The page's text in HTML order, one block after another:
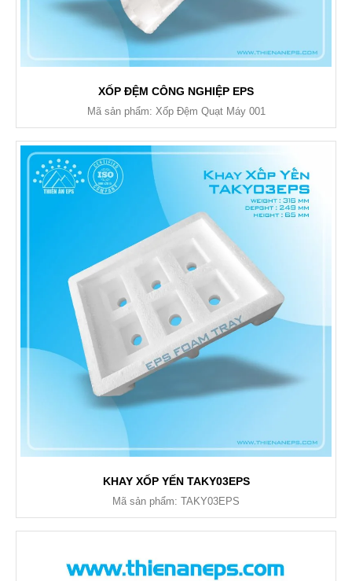
XỐP ĐỆM CÔNG NGHIỆP EPS
Mã sản phẩm: Xốp Đệm Quạt Máy 001
KHAY XỐP YẾN TAKY03EPS
Mã sản phẩm: TAKY03EPS